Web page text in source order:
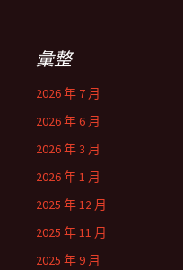
彙整
2026 年 7 月
2026 年 6 月
2026 年 3 月
2026 年 1 月
2025 年 12 月
2025 年 11 月
2025 年 9 月